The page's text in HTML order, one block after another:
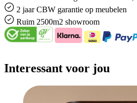
2 jaar CBW garantie op meubelen
Ruim 2500m2 showroom
Interessant voor jou